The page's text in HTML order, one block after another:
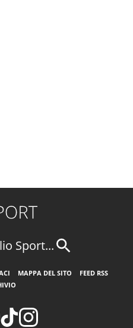
Sport...
MAPPA DEL SITO
FEED RSS